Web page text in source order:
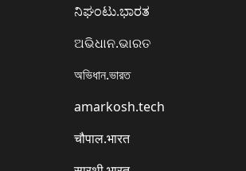
ನಿಘಂಟು.ಭಾರತ
ଅଭିଧାନ.ଭାରତ
অভিধান.ভারত
amarkosh.tech
चौपाल.भारत